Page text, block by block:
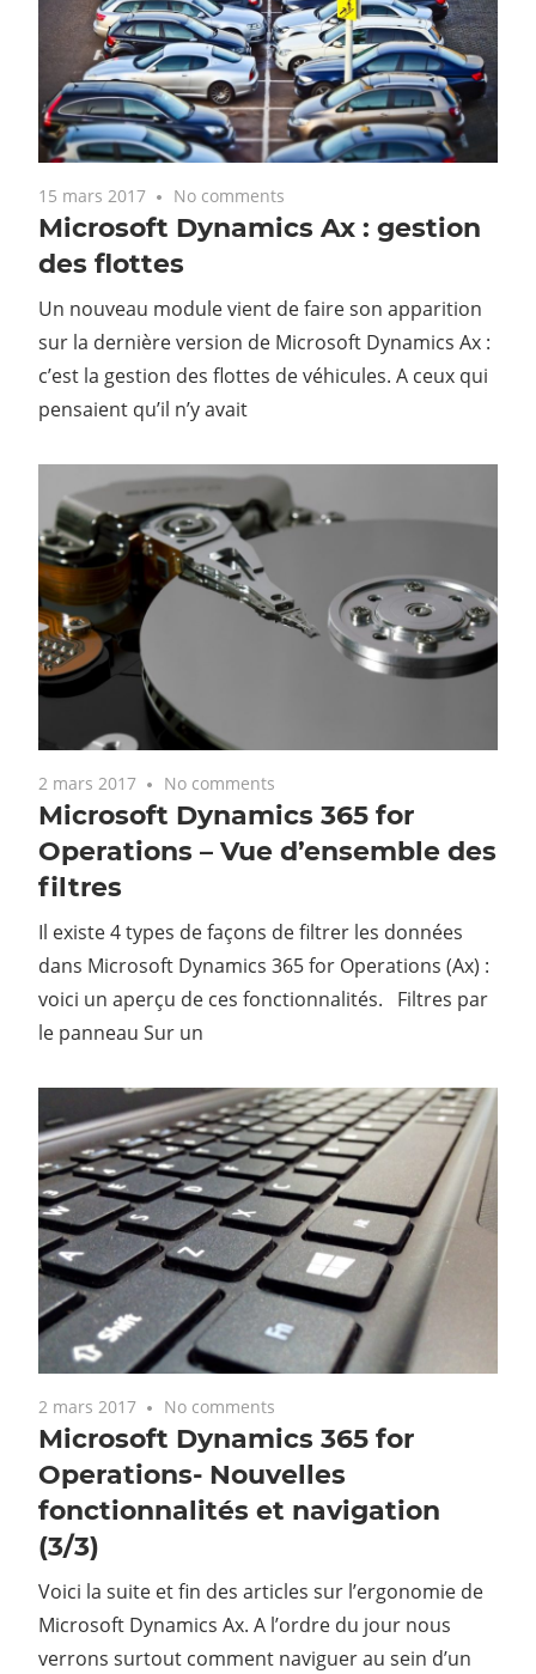
15 mars 2017 No comments
Microsoft Dynamics Ax : gestion
des flottes
Un nouveau module vient de faire son apparition
sur la dernière version de Microsoft Dynamics Ax :
c’est la gestion des flottes de véhicules. A ceux qui
pensaient qu’il n’y avait
2 mars 2017 No comments
Microsoft Dynamics 365 for
Operations – Vue d’ensemble des
filtres
Il existe 4 types de façons de filtrer les données
dans Microsoft Dynamics 365 for Operations (Ax) :
voici un aperçu de ces fonctionnalités. Filtres par
le panneau Sur un
2 mars 2017 No comments
Microsoft Dynamics 365 for
Operations- Nouvelles
fonctionnalités et navigation
(3/3)
Voici la suite et fin des articles sur l’ergonomie de
Microsoft Dynamics Ax. A l’ordre du jour nous
verrons surtout comment naviguer au sein d’un